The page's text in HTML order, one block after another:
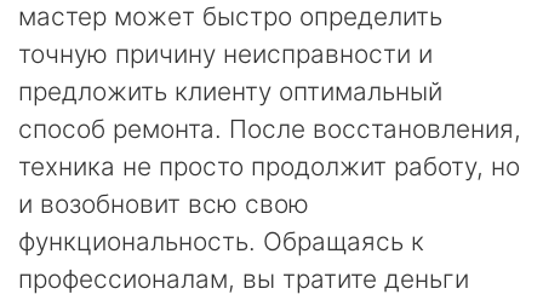
мастер может быстро определить
точную причину неисправности и
предложить клиенту оптимальный
способ ремонта. После восстановления,
техника не просто продолжит работу, но
и возобновит всю свою
функциональность. Обращаясь к
профессионалам, вы тратите деньги